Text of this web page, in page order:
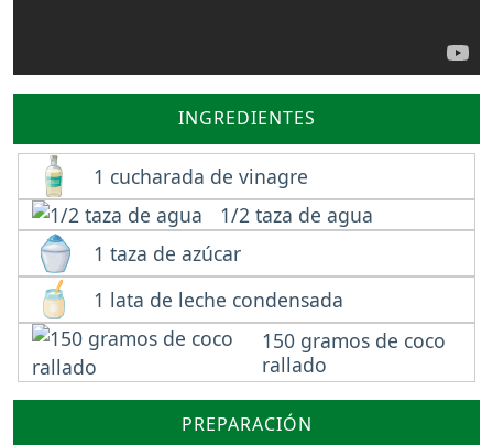
INGREDIENTES
1 cucharada de vinagre
1/2 taza de agua
1 taza de azúcar
1 lata de leche condensada
150 gramos de coco
rallado
PREPARACIÓN